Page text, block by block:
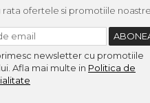
rata ofertele si promotiile noastre
newsletter cu promotiile
Afla mai multe in Politica de